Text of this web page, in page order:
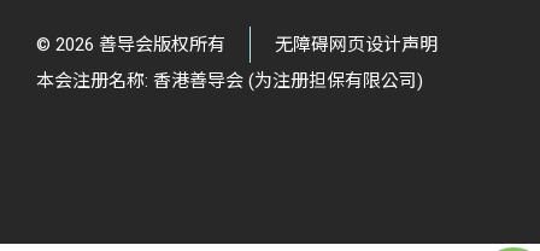
© 2026 善导会版权所有
无障碍网页设计声明
本会注册名称: 香港善导会 (为注册担保有限公司)